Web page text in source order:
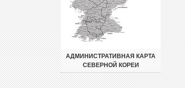
АДМИНИСТРАТИВНАЯ КАРТА
СЕВЕРНОЙ КОРЕИ